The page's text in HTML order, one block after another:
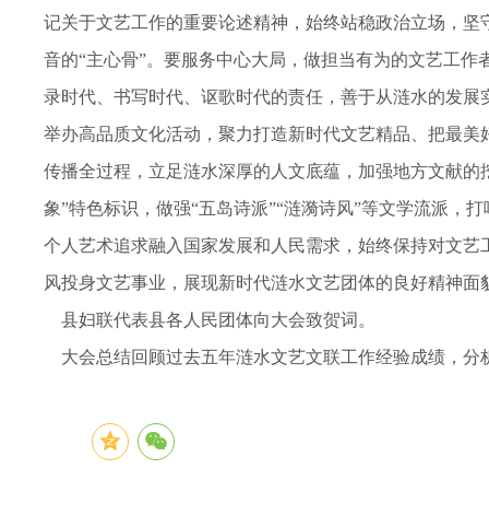
记关于文艺工作的重要论述精神，始终站稳政治立场，
音的“主心骨”。要服务中心大局，做担当有为的文艺工
录时代、书写时代、讴歌时代的责任，善于从涟水的发
举办高品质文化活动，聚力打造新时代文艺精品、把最
传播全过程，立足涟水深厚的人文底蕴，加强地方文献
象”特色标识，做强“五岛诗派”“涟漪诗风”等文学流派，
个人艺术追求融入国家发展和人民需求，始终保持对文
风投身文艺事业，展现新时代涟水文艺团体的良好精神面
县妇联代表县各人民团体向大会致贺词。
大会总结回顾过去五年涟水文艺文联工作经验成绩，分